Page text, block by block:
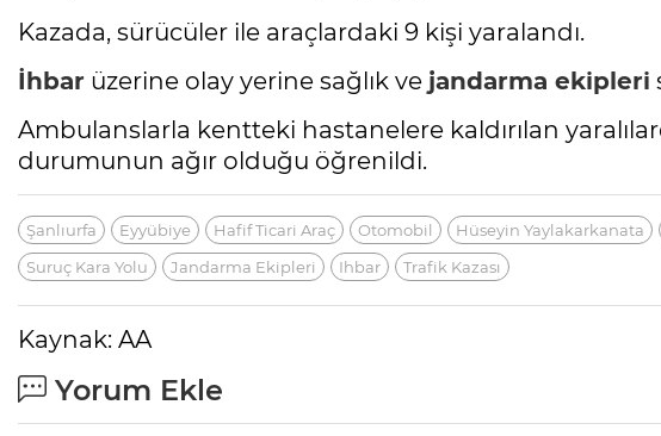
Kazada, sürücüler ile araçlardaki 9 kişi yaralandı.
İhbar üzerine olay yerine sağlık ve jandarma ekipleri
Ambulanslarla kentteki hastanelere kaldırılan
durumunun ağır olduğu öğrenildi.
Şanlıurfa Eyyübiye Hafif Ticari Araç Otomobil Hüseyin Yaylakarkanata
Suruç Kara Yolu
Jandarma Ekipleri Ihbar Trafik Kazası
Kaynak: AA
Yorum Ekle